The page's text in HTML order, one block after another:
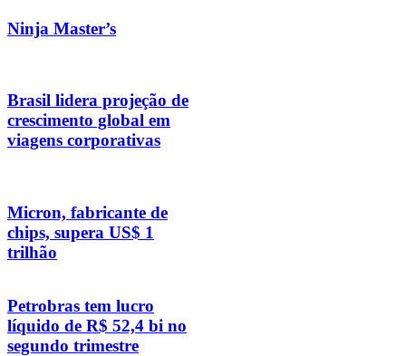
Ninja Master’s
Brasil lidera projeção de
crescimento global em
viagens corporativas
Micron, fabricante de
chips, supera US$ 1
trilhão
Petrobras tem lucro
líquido de R$ 52,4 bi no
segundo trimestre